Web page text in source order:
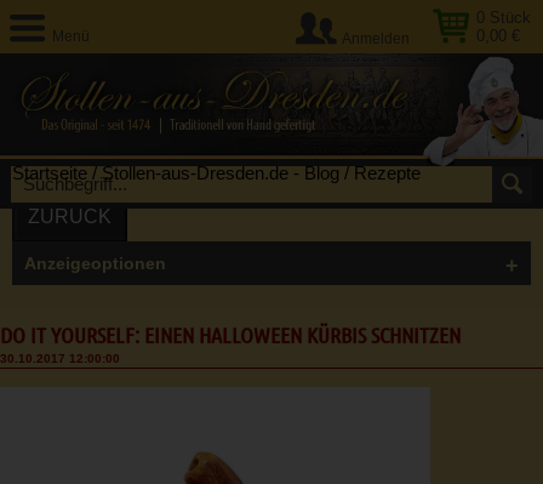
Menü
0 Stück
0,00 €
Anmelden
Startseite /Stollen-aus-Dresden.de - Blog /Rezepte
ZURÜCK
Anzeigeoptionen
DO IT YOURSELF: EINEN HALLOWEEN KÜRBIS SCHNITZEN
30.10.2017 12:00:00